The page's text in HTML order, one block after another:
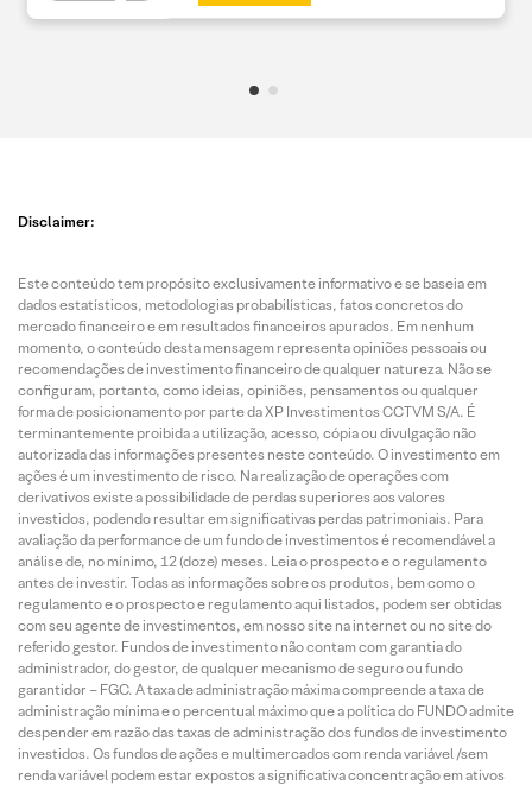
Disclaimer:
Este conteúdo tem propósito exclusivamente informativo e se baseia em
dados estatísticos, metodologias probabilísticas, fatos concretos do
mercado financeiro e em resultados financeiros apurados. Em nenhum
momento, o conteúdo desta mensagem representa opiniões pessoais ou
recomendações de investimento financeiro de qualquer natureza. Não se
configuram, portanto, como ideias, opiniões, pensamentos ou qualquer
forma de posicionamento por parte da XP Investimentos CCTVM S/A. É
terminantemente proibida a utilização, acesso, cópia ou divulgação não
autorizada das informações presentes neste conteúdo. O investimento em
ações é um investimento de risco. Na realização de operações com
derivativos existe a possibilidade de perdas superiores aos valores
investidos, podendo resultar em significativas perdas patrimoniais. Para
avaliação da performance de um fundo de investimentos é recomendável a
análise de, no mínimo, 12 (doze) meses. Leia o prospecto e o regulamento
antes de investir. Todas as informações sobre os produtos, bem como o
regulamento e o prospecto e regulamento aqui listados, podem ser obtidas
com seu agente de investimentos, em nosso site na internet ou no site do
referido gestor. Fundos de investimento não contam com garantia do
administrador, do gestor, de qualquer mecanismo de seguro ou fundo
garantidor – FGC. A taxa de administração máxima compreende a taxa de
administração mínima e o percentual máximo que a política do FUNDO admite
despender em razão das taxas de administração dos fundos de investimento
investidos. Os fundos de ações e multimercados com renda variável /sem
renda variável podem estar expostos a significativa concentração em ativos